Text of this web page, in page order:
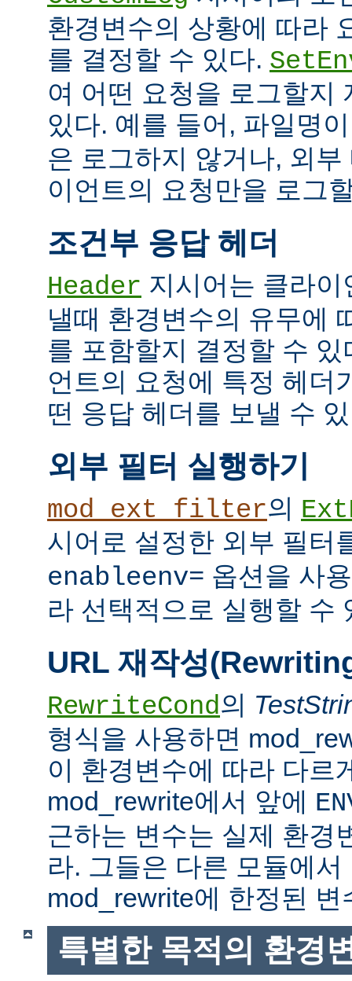
환경변수의 상황에 따라
를 결정할 수 있다.
여 어떤 요청을 로그할지
있다. 예를 들어, 파일명
은 로그하지 않거나, 외
이언트의 요청만을 로그
조건부 응답 헤더
Header 지시어는 클라
낼때 환경변수의 유무에
를 포함할지 결정할 수
언트의 요청에 특정 헤더
떤 응답 헤더를 보낼 수
외부 필터 실행하기
mod_ext_filter의
시어로 설정한 외부 필터
enableenv= 옵션을 사
라 선택적으로 실행할 수
URL 재작성
RewriteCond의
형식을 사용하면
이 환경변수에 따라 다르
mod_rewrite에서 앞에
근하는 변수는 실제 환경
라. 그들은 다른 모듈에
mod_rewrite에 한정된 변
특별한 목적의 환경